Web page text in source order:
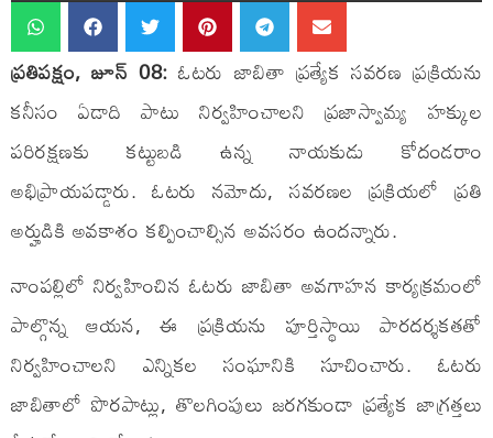
ప్రతిపక్షం, జూన్ 08: ఓటరు జాబితా ప్రత్యేక సవరణ ప్రక్రియను
కనీసం ఏడాది పాటు నిర్వహించాలని ప్రజాస్వామ్య హక్కుల
పరిరక్షణకు కట్టుబడి ఉన్న నాయకుడు కోదండరాం
అభిప్రాయపడ్డారు. ఓటరు నమోదు, సవరణల ప్రక్రియలో ప్రతి
అర్హుడికి అవకాశం కల్పించాల్సిన అవసరం ఉందన్నారు.
నాంపల్లిలో నిర్వహించిన ఓటరు జాబితా అవగాహన కార్యక్రమంలో
పాల్గొన్న ఆయన, ఈ ప్రక్రియను పూర్తిస్థాయి పారదర్శకతతో
నిర్వహించాలని ఎన్నికల సంఘానికి సూచించారు. ఓటరు
జాబితాలో పొరపాట్లు, తొలగింపులు జరగకుండా ప్రత్యేక జాగ్రత్తలు